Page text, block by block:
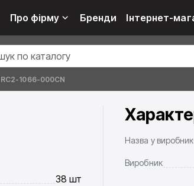
Про фірму Бренди Інтернет-
RC2-1066-000CN
38 шт
Назва у
Виробник